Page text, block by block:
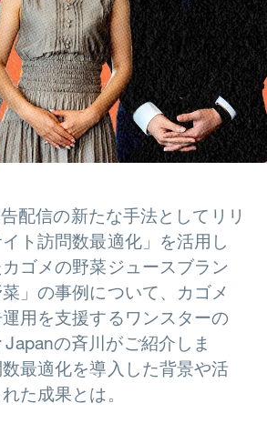
配信の新たな手法としてリリ
ト訪問数最適化」を活用し
ゴメの野菜ジュースブラン
」の事例について、カゴメ
用を支援するワンスターの
の斉川がご紹介しま
最適化を導入した背景や活
た成果とは。